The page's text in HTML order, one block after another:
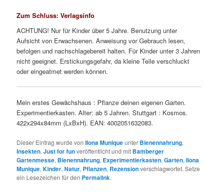
Zum Schluss: Verlagsinfo
ACHTUNG! Nur für Kinder über 5 Jahre. Benutzung unter
Aufsicht von Erwachsenen. Anweisung vor Gebrauch lesen,
befolgen und nachschlagebereit halten. Für Kinder unter 3 Jahren
nicht geeignet. Erstickungsgefahr, da kleine Teile verschluckt
oder eingeatmet werden können.
Mein erstes Gewächshaus : Pflanze deinen eigenen Garten.
Experimentierkasten. Alter: ab 5 Jahren. Stuttgart : Kosmos.
422x294x84mm (LxBxH). EAN: 4002051632083.
Dieser Eintrag wurde vonIlona Muniqueunter Bienennahrung,
Insekten,Just for funveröffentlicht und mit Bamberger
Gartenmesse, Bienennahrung, Experimentierkasten,Garten,Ilona
Munique,Kinder,Natur, Pflanzen, Rezensionverschlagwortet. Setze
ein Lesezeichen für den Permalink.